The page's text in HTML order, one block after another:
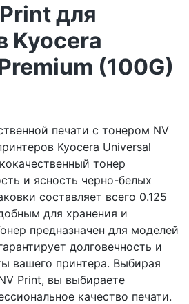
для
Kyocera
(100G)
печати с тонером NV
Kyocera Universal
тонер
и ясность черно-белых
составляет всего 0.125
для хранения и
предназначен для моделей
долговечность и
вашего принтера. Выбирая
Print, вы выбираете
качество печати.